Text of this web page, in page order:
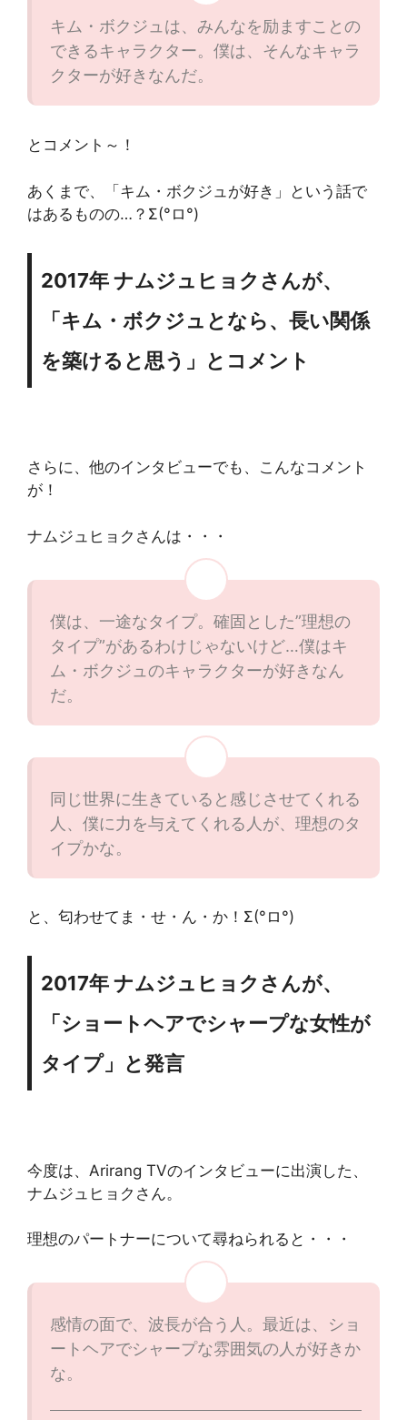
キム・ボクジュは、みんなを励ますことの
できるキャラクター。僕は、そんなキャラ
クターが好きなんだ。
とコメント～！
あくまで、「キム・ボクジュが好き」という話で
はあるものの…？Σ(°ロ°)
2017年 ナムジュヒョクさんが、
「キム・ボクジュとなら、長い関係
を築けると思う」とコメント
さらに、他のインタビューでも、こんなコメント
が！
ナムジュヒョクさんは・・・
僕は、一途なタイプ。確固とした”理想の
タイプ”があるわけじゃないけど…僕はキ
ム・ボクジュのキャラクターが好きなん
だ。
同じ世界に生きていると感じさせてくれる
人、僕に力を与えてくれる人が、理想のタ
イプかな。
と、匂わせてま・せ・ん・か！Σ(°ロ°)
2017年 ナムジュヒョクさんが、
「ショートヘアでシャープな女性が
タイプ」と発言
今度は、Arirang TVのインタビューに出演した、
ナムジュヒョクさん。
理想のパートナーについて尋ねられると・・・
感情の面で、波長が合う人。最近は、ショ
ートヘアでシャープな雰囲気の人が好きか
な。